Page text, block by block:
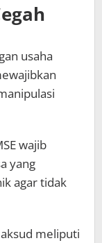
usaha
wajib
yang
agar tidak
meliputi